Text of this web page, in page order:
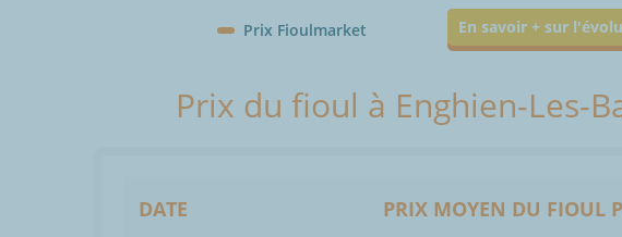
Prix Fioulmarket En savoir + sur
Prix du fioul à Enghien-Les-
DATE PRIX MOYEN DU FIOUL